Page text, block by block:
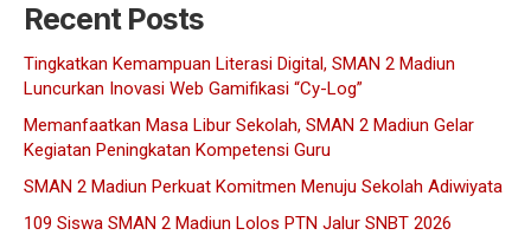
Recent Posts
Tingkatkan Kemampuan Literasi Digital, SMAN 2 Madiun
Luncurkan Inovasi Web Gamifikasi “Cy-Log”
Memanfaatkan Masa Libur Sekolah, SMAN 2 Madiun Gelar
Kegiatan Peningkatan Kompetensi Guru
SMAN 2 Madiun Perkuat Komitmen Menuju Sekolah Adiwiyata
109 Siswa SMAN 2 Madiun Lolos PTN Jalur SNBT 2026